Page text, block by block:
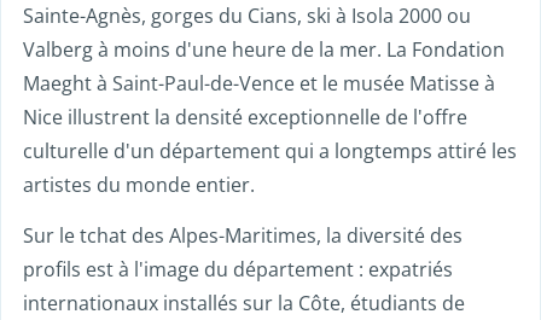
Sainte-Agnès, gorges du Cians, ski à Isola 2000 ou
Valberg à moins d'une heure de la mer. La Fondation
Maeght à Saint-Paul-de-Vence et le musée Matisse à
Nice illustrent la densité exceptionnelle de l'offre
culturelle d'un département qui a longtemps attiré les
artistes du monde entier.
Sur le tchat des Alpes-Maritimes, la diversité des
profils est à l'image du département : expatriés
internationaux installés sur la Côte, étudiants de